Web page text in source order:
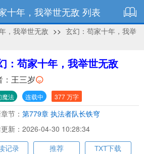
十年，我举世无敌 列表
，我举世无敌 >> 玄幻：苟家十年，我举
：苟家十年，我举世无敌
王三岁
魔法 连载中 377 万字
节： 第779章 执法者队长铁穹
新：2026-04-30 10:28:34
记录 推荐 TXT下载